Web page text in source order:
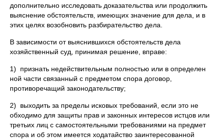
дополнительно исследовать доказательства или продолжить
выяснение обстоятельств, имеющих значение для дела, и в
этих целях возобновить разбирательство дела.
В зависимости от выяснившихся обстоятельств дела
хозяйственный суд, принимая решение, вправе:
1) признать недействительным полностью или в определен
ной части связанный с предметом спора договор,
противоречащий законодательству;
2) выходить за пределы исковых требований, если это не
обходимо для защиты прав и законных интересов истцов или
третьих лиц с самостоятельными требованиями на предмет
спора и об этом имеется ходатайство заинтересованной